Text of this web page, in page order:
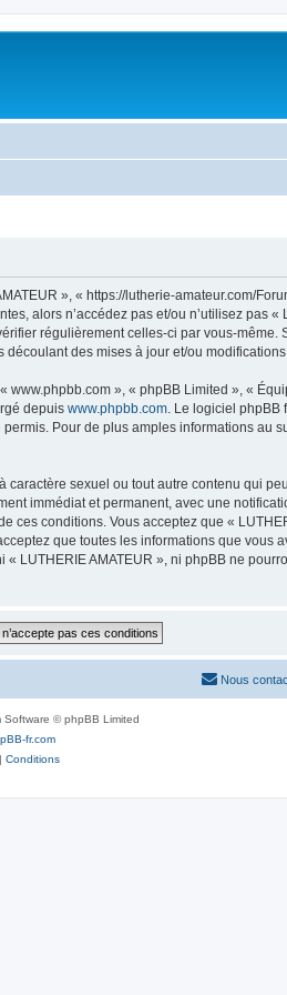
», « https://lutherie-amateur.com/
alors n’accédez pas et/ou n’utilisez pas
régulièrement celles-ci par vous-même.
découlant des mises à jour et/ou
», « phpBB Limited », «
depuis www.phpbb.com. Le logiciel phpBB
Pour de plus amples informations au
sexuel ou tout autre contenu qui
immédiat et permanent, avec une
conditions. Vous acceptez que «
que toutes les informations que vous
LUTHERIE AMATEUR », ni phpBB ne
Nous
Software © phpBB Limited
fr.com
| Conditions